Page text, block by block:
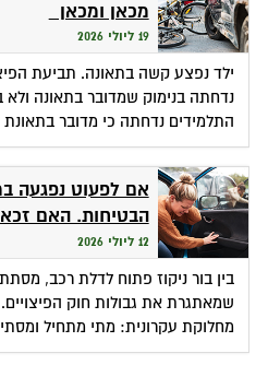
מכאן ומכאן
19 ליולי 2026
ילד נפצע קשה בתאונה. תביעת
נדחתה בנימוק שמדובר בתאונה
התלמידים נדחתה כי מדובר בתאונת
אם לפעוט נפגעה
הבטיחות. האם
12 ליולי 2026
בין בור ניקוז פתוח לדלת רכב,
שמאתגרת את גבולות חוק הפיצויים.
מחלוקת עקרונית: מתי מתחיל